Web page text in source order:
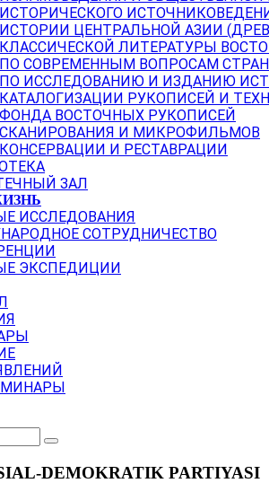
ЦЕНТРАЛЬНОЙ АЗИИ
ЛИТЕРАТУРЫ
СОВРЕМЕННЫМ ВОПРОСАМ
ИССЛЕДОВАНИЮ И ИЗДАНИЮ
РУКОПИСЕЙ И
ВОСТОЧНЫХ РУКОПИСЕЙ
И МИКРОФИЛЬМОВ
И РЕСТАВРАЦИИ
ЗАЛ
ИССЛЕДОВАНИЯ
СОТРУДНИЧЕСТВО
ЭКСПЕДИЦИИ
DEMOKRATIK PARTIYASI